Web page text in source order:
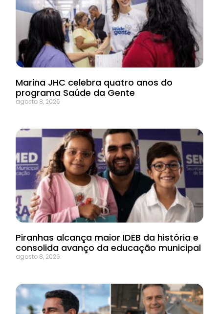
Marina JHC celebra quatro anos do
programa Saúde da Gente
agosto 8, 2026
Piranhas alcança maior IDEB da história e
consolida avanço da educação municipal
agosto 8, 2026